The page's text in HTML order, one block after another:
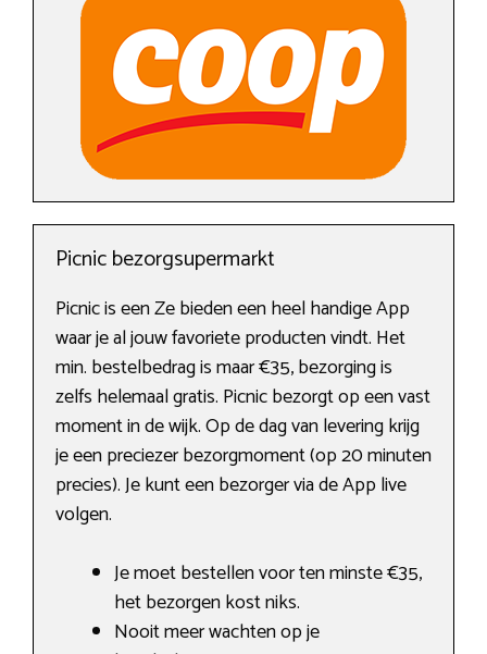
Picnic bezorgsupermarkt
Picnic is een Ze bieden een heel handige App
waar je al jouw favoriete producten vindt. Het
min. bestelbedrag is maar €35, bezorging is
zelfs helemaal gratis. Picnic bezorgt op een vast
moment in de wijk. Op de dag van levering krijg
je een preciezer bezorgmoment (op 20 minuten
precies). Je kunt een bezorger via de App live
volgen.
Je moet bestellen voor ten minste €35,
het bezorgen kost niks.
Nooit meer wachten op je